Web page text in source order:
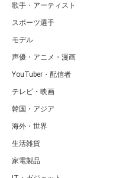
歌手・アーティスト
スポーツ選手
モデル
声優・アニメ・漫画
YouTuber・配信者
テレビ・映画
韓国・アジア
海外・世界
生活雑貨
家電製品